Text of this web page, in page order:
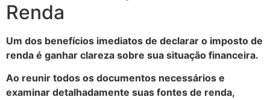
Renda
Um dos benefícios imediatos de declarar o imposto de
renda é ganhar clareza sobre sua situação financeira.
Ao reunir todos os documentos necessários e
examinar detalhadamente suas fontes de renda,